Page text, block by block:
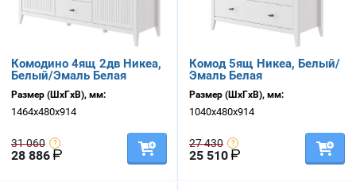
Комодино 4ящ 2дв Никеа,
Белый/Эмаль Белая
Размер (ШхГхВ), мм:
1464х480х914
31 060
28 886
Комод 5ящ Никеа, Белый/
Эмаль Белая
Размер (ШхГхВ), мм:
1040х480х914
27 430
25 510